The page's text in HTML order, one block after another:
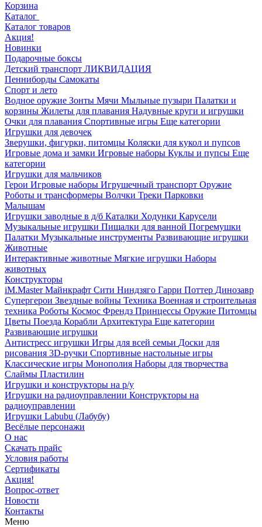
Корзина
Каталог
Каталог товаров
Акция!
Новинки
Подарочные боксы
Детский транспорт ЛИКВИДАЦИЯ
Пенниборды Самокаты
Спорт и лето
Водное оружие Зонты Мячи Мыльные пузыри Палатки и
корзины Жилеты для плавания Надувные круги и игрушки
Очки для плавания Спортивные игры Еще категории
Игрушки для девочек
Зверушки, фигурки, питомцы Коляски для кукол и пупсов
Игровые дома и замки Игровые наборы Куклы и пупсы Еще
категории
Игрушки для мальчиков
Герои Игровые наборы Игрушечный транспорт Оружие
Роботы и трансформеры Волчки Треки Парковки
Малышам
Игрушки заводные в д/б Каталки Ходунки Карусели
Музыкальные игрушки Пищалки для ванной Погремушки
Палатки Музыкальные инструменты Развивающие игрушки
Животные
Интерактивные животные Мягкие игрушки Наборы
животных
Конструкторы
iM.Master Майнкрафт Сити Ниндзяго Гарри Поттер Динозавр
Супергерои Звездные войны Техника Военная и строительная
техника Роботы Космос Френдз Принцессы Оружие Питомцы
Цветы Поезда Корабли Архитектура Еще категории
Развивающие игрушки
Антистресс игрушки Игры для всей семьи Доски для
рисования 3D-ручки Спортивные настольные игры
Классические игры Монополия Наборы для творчества
Слаймы Пластилин
Игрушки и конструкторы на р/у
Игрушки на радиоуправлении Конструкторы на
радиоуправлении
Игрушки Labubu (Лабубу)
Весёлые персонажи
О нас
Скачать прайс
Условия работы
Сертификаты
Акция!
Вопрос-ответ
Новости
Контакты
Меню